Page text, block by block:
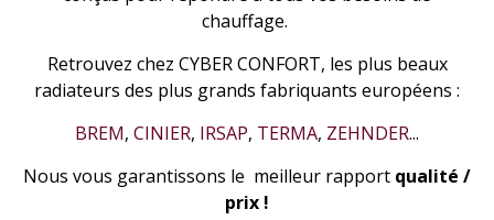
chauffage.
Retrouvez chez CYBER CONFORT, les plus beaux
radiateurs des plus grands fabriquants européens :
BREM, CINIER, IRSAP, TERMA, ZEHNDER...
Nous vous garantissons le meilleur rapport qualité /
prix !